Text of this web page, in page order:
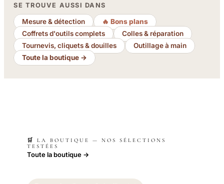
SE TROUVE AUSSI DANS
Mesure & détection
🔥 Bons plans
Coffrets d'outils complets
Colles & réparation
Tournevis, cliquets & douilles
Outillage à main
Toute la boutique →
🛒 LA BOUTIQUE — NOS SÉLECTIONS
TESTÉES
Toute la boutique →